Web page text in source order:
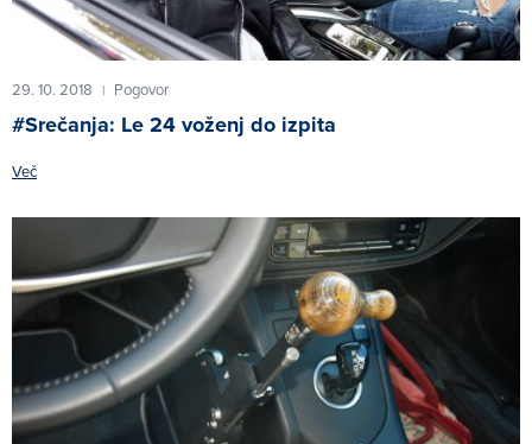
29. 10. 2018 | Pogovor
#Srečanja: Le 24 voženj do izpita
Več